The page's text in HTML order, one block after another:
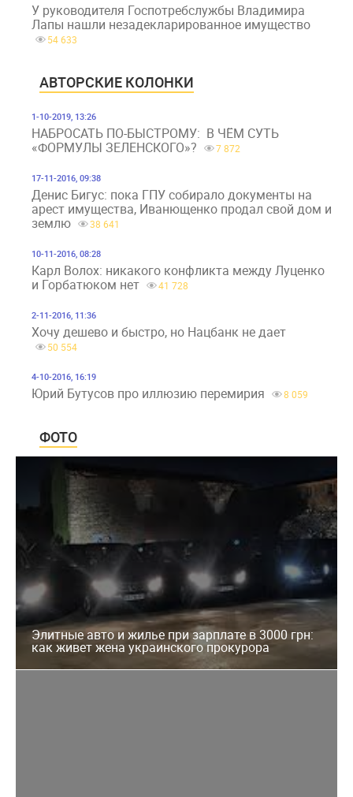
У руководителя Госпотребслужбы Владимира
Лапы нашли незадекларированное имущество
54 633
АВТОРСКИЕ КОЛОНКИ
1-10-2019, 13:26
НАБРОСАТЬ ПО-БЫСТРОМУ: В ЧЁМ СУТЬ
«ФОРМУЛЫ ЗЕЛЕНСКОГО»?
7 872
17-11-2016, 09:38
Денис Бигус: пока ГПУ собирало документы на
арест имущества, Иванющенко продал свой дом и
землю
38 641
10-11-2016, 08:28
Карл Волох: никакого конфликта между Луценко
и Горбатюком нет
41 728
2-11-2016, 11:36
Хочу дешево и быстро, но Нацбанк не дает
50 554
4-10-2016, 16:19
Юрий Бутусов про иллюзию перемирия 8 059
ФОТО
Элитные авто и жилье при зарплате в 3000 грн:
как живет жена украинского прокурора